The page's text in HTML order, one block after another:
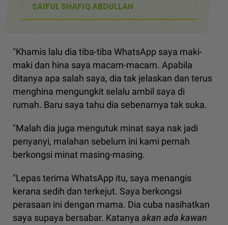
SAIFUL SHAFIQ ABDULLAH
"Khamis lalu dia tiba-tiba WhatsApp saya maki-
maki dan hina saya macam-macam. Apabila
ditanya apa salah saya, dia tak jelaskan dan terus
menghina mengungkit selalu ambil saya di
rumah. Baru saya tahu dia sebenarnya tak suka.
"Malah dia juga mengutuk minat saya nak jadi
penyanyi, malahan sebelum ini kami pernah
berkongsi minat masing-masing.
"Lepas terima WhatsApp itu, saya menangis
kerana sedih dan terkejut. Saya berkongsi
perasaan ini dengan mama. Dia cuba nasihatkan
saya supaya bersabar. Katanya akan ada kawan